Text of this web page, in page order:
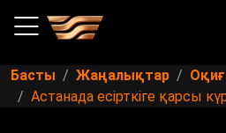
Басты Жаңалықтар
Астанада есірткіге қарсы